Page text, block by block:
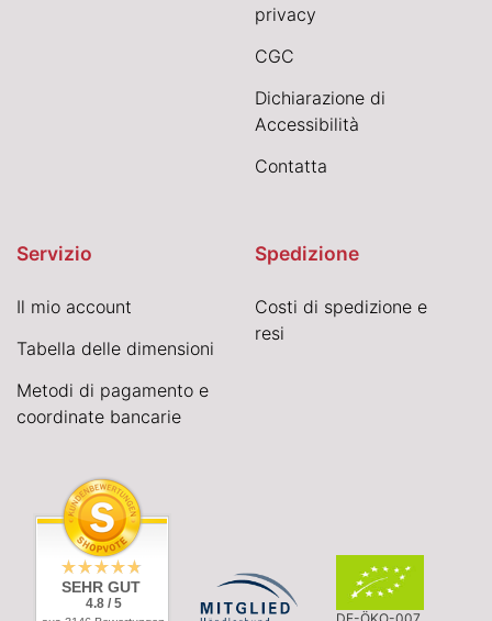
privacy
CGC
Dichiarazione di
Accessibilità
Contatta
Servizio
Il mio account
Tabella delle dimensioni
Metodi di pagamento e
coordinate bancarie
Spedizione
Costi di spedizione e
resi
SEHR GUT
4.8 / 5
DE-ÖKO-007